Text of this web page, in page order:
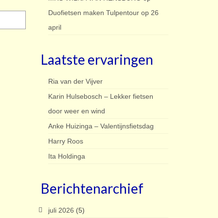
Duofietsen maken Tulpentour op 26
april
Laatste ervaringen
Ria van der Vijver
Karin Hulsebosch – Lekker fietsen
door weer en wind
Anke Huizinga – Valentijnsfietsdag
Harry Roos
Ita Holdinga
Berichtenarchief
juli 2026 (5)